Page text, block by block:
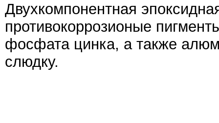
Двухкомпонентная
противокоррозионые
фосфата цинка, а также
слюдку.